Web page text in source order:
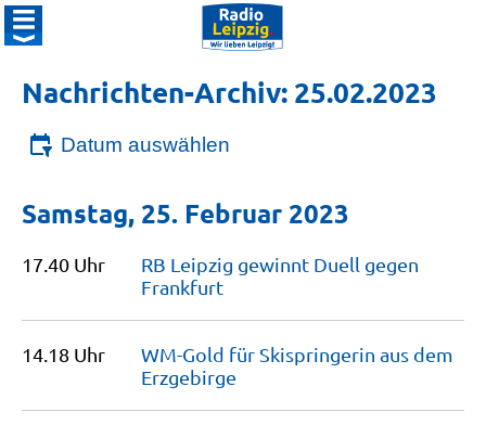
Nachrichten-Archiv: 25.02.2023
Datum auswählen
Samstag, 25. Februar 2023
17.40 Uhr
RB Leipzig gewinnt Duell gegen
Frankfurt
14.18 Uhr
WM-Gold für Skispringerin aus dem
Erzgebirge